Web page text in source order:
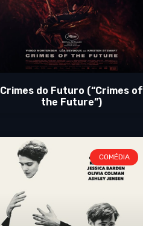
Crimes do Futuro (“Crimes of
the Future”)
COMÉDIA